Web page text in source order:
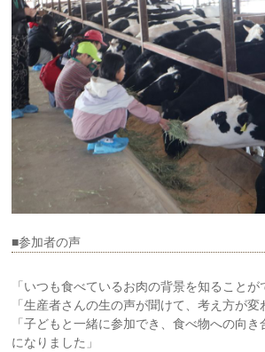
■参加者の声
「いつも食べているお肉の背景を知ることが
「生産者さんの生の声が聞けて、考え方が変
「子どもと一緒に参加でき、食べ物への向
になりました」